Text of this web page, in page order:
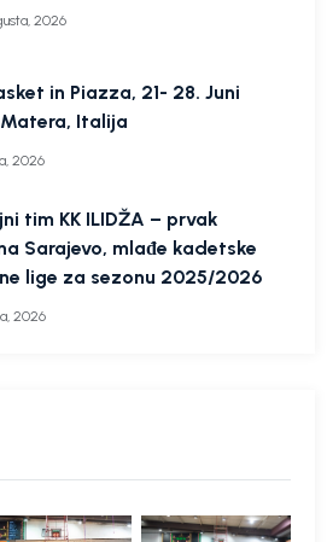
2026
in Piazza, 21- 28. Juni
Italija
2026
tim KK ILIDŽA – prvak
Sarajevo, mlađe kadetske
lige za sezonu 2025/2026
2026